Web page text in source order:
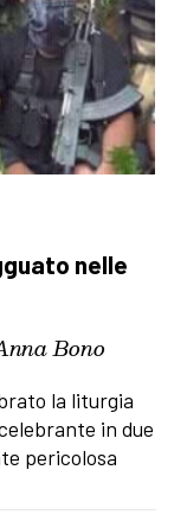
nelle
Bono
la liturgia
in due
pericolosa